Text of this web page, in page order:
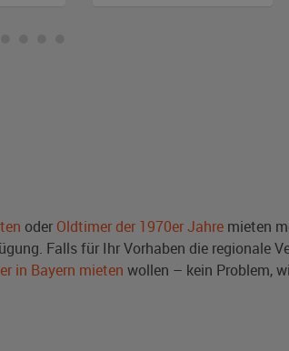
oder Oldtimer der 1970er Jahre mieten
Falls für Ihr Vorhaben die regionale
in Bayern mieten wollen – kein Problem,